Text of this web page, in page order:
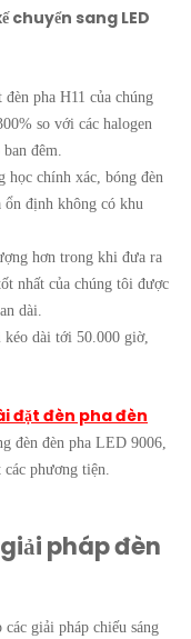
chuyển sang LED
pha H11 của chúng
so với các halogen
đêm.
học chính xác, bóng đèn
ổn định không có khu
hơn trong khi đưa ra
nhất của chúng tôi được
dài.
kéo dài tới 50.000 giờ,
đặt đèn pha đèn
đèn đèn pha LED 9006,
các phương tiện.
pháp đèn
giải pháp chiếu sáng